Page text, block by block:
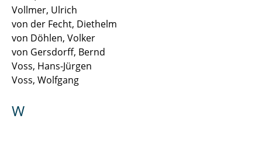
Vollmer, Ulrich
von der Fecht, Diethelm
von Döhlen, Volker
von Gersdorff, Bernd
Voss, Hans-Jürgen
Voss, Wolfgang
W